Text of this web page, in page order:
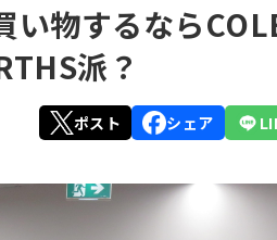
九州
沖縄
北米
中南米
い物するなら
派？
ポスト シェア